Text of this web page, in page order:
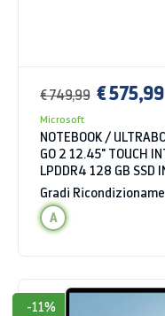
€ 749,99 € 575,99
Microsoft
NOTEBOOK /
GO 2 12.45" TOUCH
LPDDR4 128 GB SSD
WINDOWS 11 HOME
Gradi
A
-11%